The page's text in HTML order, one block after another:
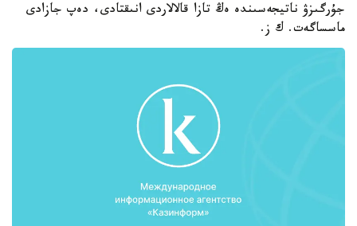
جۇرگىزۋ ناتيجەسىندە ەڭ تازا قالالاردى انىقتادى، دەپ جازادى
ماسساگەت. ك ز.